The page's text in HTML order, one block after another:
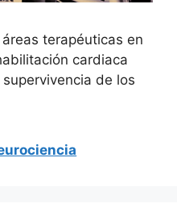
terapéuticas en
cardiaca
de los